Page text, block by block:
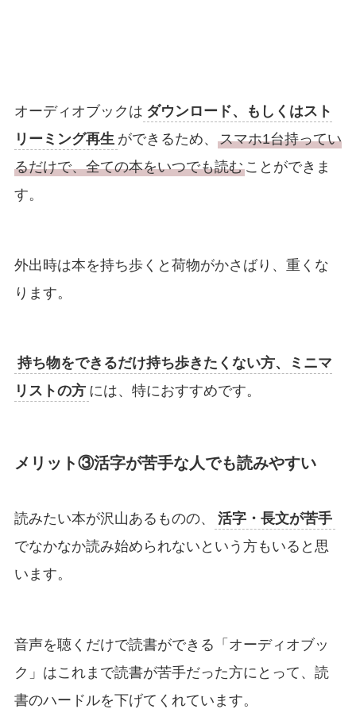
オーディオブックは ダウンロード、もしくはスト
リーミング再生 ができるため、 スマホ1台持ってい
るだけで、全ての本をいつでも読むことができま
す。
外出時は本を持ち歩くと荷物がかさばり、重くな
ります。
持ち物をできるだけ持ち歩きたくない方、ミニマ
リストの方 には、特におすすめです。
メリット③活字が苦手な人でも読みやすい
読みたい本が沢山あるものの、
活字・長文が苦手
でなかなか読み始められないという方もいると思
います。
音声を聴くだけで読書ができる「オーディオブッ
ク」はこれまで読書が苦手だった方にとって、読
書のハードルを下げてくれています。